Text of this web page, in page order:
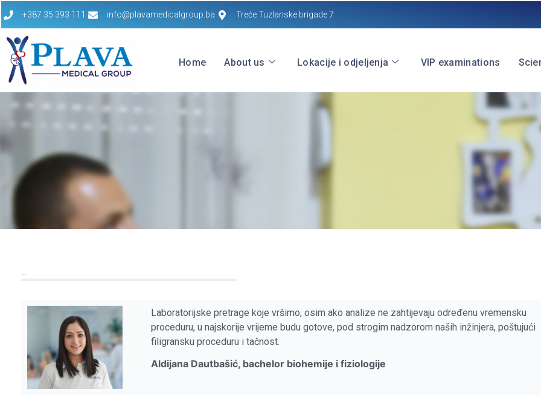
+387 35 393 111 info@plavamedicalgroup.ba Treće Tuzlanske brigade 7
Home About us Lokacije i odjeljenja VIP examinations
Laboratorijske pretrage koje vršimo, osim ako analize ne zahtijevaju određenu vremensku
proceduru, u najskorije vrijeme budu gotove, pod strogim nadzorom naših inžinjera, poštujući
filigransku proceduru i tačnost.
Aldijana Dautbašić, bachelor biohemije i fiziologije